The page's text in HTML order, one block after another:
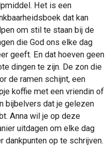
Het is een
dat kan
om stil te staan bij de
die God ons elke dag
geeft. En dat hoeven geen
dingen te zijn. De zon die
de ramen schijnt, een
koffie met een vriendin of
bijbelvers dat je gelezen
Anna wil je op deze
uitdagen om elke dag
dankpunten op te schrijven.